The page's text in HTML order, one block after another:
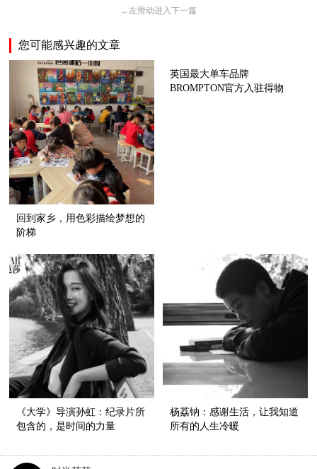
← 左滑动进入下一篇
您可能感兴趣的文章
回到家乡，用色彩描绘梦想的
阶梯
英国最大单车品牌
BROMPTON官方入驻得物
《大学》导演孙虹：纪录片所
包含的，是时间的力量
杨荔钠：感谢生活，让我知道
所有的人生冷暖